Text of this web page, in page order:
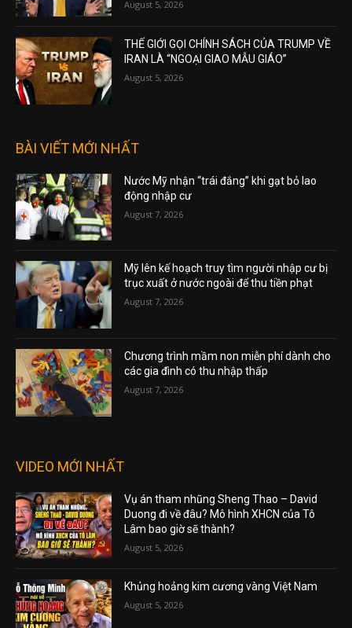
August 5, 2026
THẾ GIỚI GỌI CHÍNH SÁCH CỦA TRUMP VỀ
IRAN LÀ “NGOẠI GIAO MẪU GIÁO”
August 5, 2026
BÀI VIẾT MỚI NHẤT
Nước Mỹ nhận “trái đắng” khi gạt bỏ lao
động nhập cư
August 7, 2026
Mỹ lên kế hoạch truy tìm người nhập cư bị
trục xuất ở nước ngoài để thu tiền phạt
August 7, 2026
Chương trình mầm non miễn phí dành cho
các gia đình có thu nhập thấp
August 7, 2026
VIDEO MỚI NHẤT
Vụ án tham nhũng Sheng Thao – David
Duong đi về đâu? Mô hình XHCN của Tô
Lâm bao giờ sẽ thành?
August 5, 2026
Khủng hoảng kim cương vàng Việt Nam
August 5, 2026